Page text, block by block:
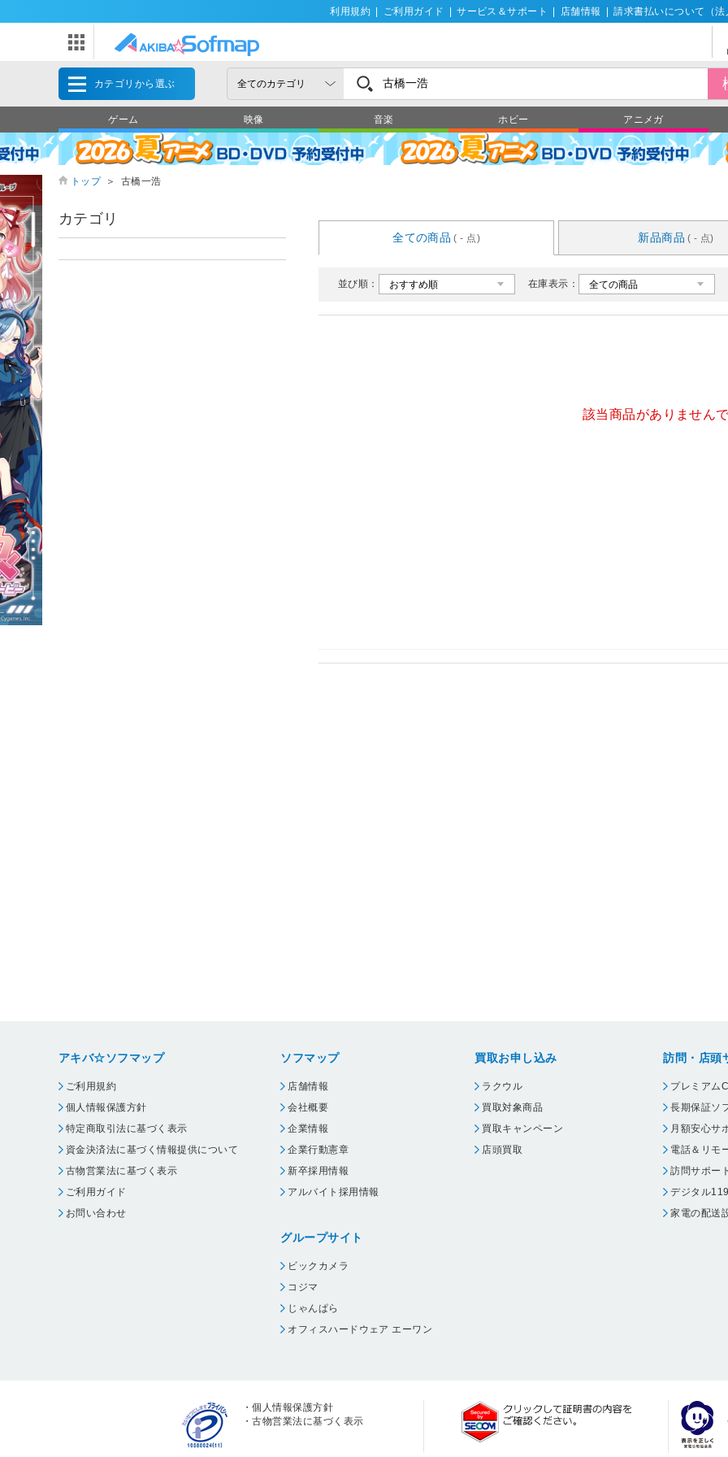
利用規約 ご利用ガイド サービス＆サポート 店舗情報 請求書払いについて（法
カテゴリから選ぶ
ゲーム 映像 音楽 ホビー アニメガ
トップ ＞ 古橋一浩
全ての商品 ( - 点) 新品商品 ( - 点)
並び順： 在庫表示：
該当商品がありません
カテゴリ
アキバ☆ソフマップ
ご利用規約
個人情報保護方針
特定商取引法に基づく表示
資金決済法に基づく情報提供について
古物営業法に基づく表示
ご利用ガイド
お問い合わせ
ソフマップ
店舗情報
会社概要
企業情報
企業行動憲章
新卒採用情報
アルバイト採用情報
グループサイト
ビックカメラ
コジマ
じゃんぱら
オフィスハードウェア エーワン
買取お申し込み
ラクウル
買取対象商品
買取キャンペーン
店頭買取
訪問・店頭
プレミアム
長期保証ソ
月額安心サ
電話＆リモ
訪問サポー
デジタル
家電の配送
・個人情報保護方針
・古物営業法に基づく表示